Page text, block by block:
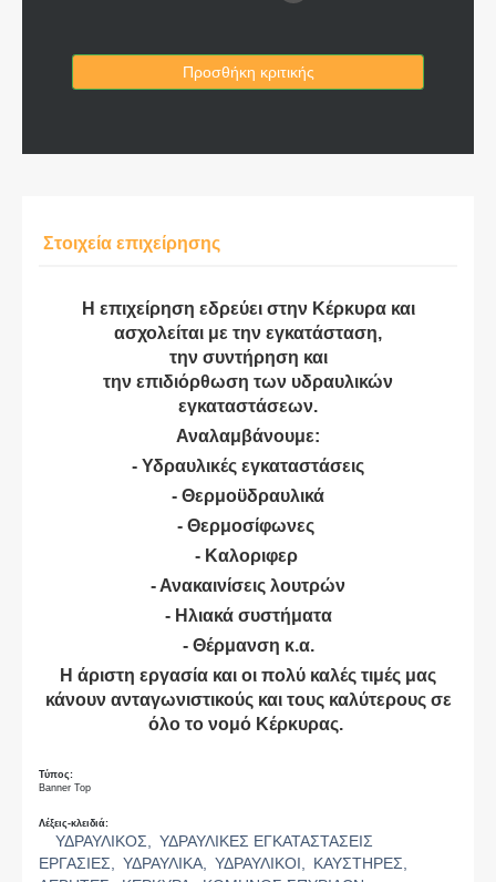
Προσθήκη κριτικής
Στοιχεία επιχείρησης
Η επιχείρηση εδρεύει στην Κέρκυρα και
ασχολείται με την εγκατάσταση,
την συντήρηση και
την επιδιόρθωση των υδραυλικών
εγκαταστάσεων.
Αναλαμβάνουμε:
- Υδραυλικές εγκαταστάσεις
- Θερμοϋδραυλικά
- Θερμοσίφωνες
- Καλοριφερ
- Ανακαινίσεις λουτρών
- Ηλιακά συστήματα
- Θέρμανση κ.α.
Η άριστη εργασία και οι πολύ καλές τιμές μας
κάνουν ανταγωνιστικούς και τους καλύτερους σε
όλο το νομό Κέρκυρας.
Τύπος:
Banner Top
Λέξεις-κλειδιά:
ΥΔΡΑΥΛΙΚΟΣ,
ΥΔΡΑΥΛΙΚΕΣ ΕΓΚΑΤΑΣΤΑΣΕΙΣ
ΕΡΓΑΣΙΕΣ,
ΥΔΡΑΥΛΙΚΑ, ΥΔΡΑΥΛΙΚΟΙ,
ΚΑΥΣΤΗΡΕΣ,